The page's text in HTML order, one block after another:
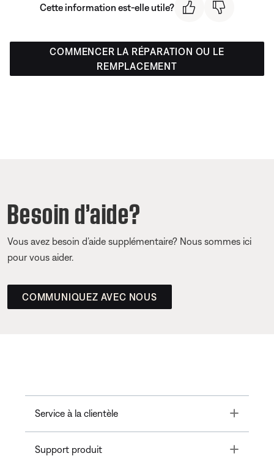
Cette information est-elle utile?
COMMENCER LA RÉPARATION OU LE
REMPLACEMENT
Besoin d’aide?
Vous avez besoin d’aide supplémentaire? Nous sommes ici
pour vous aider.
COMMUNIQUEZ AVEC NOUS
Service à la clientèle Toggle
Support produit Toggle